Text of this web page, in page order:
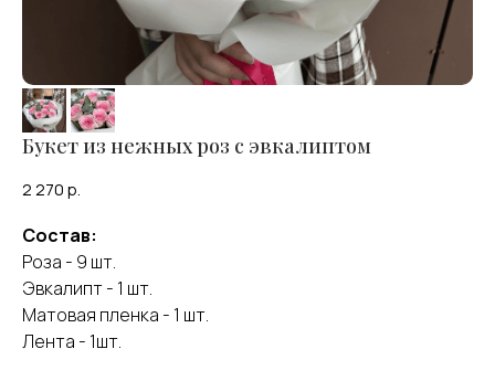
Букет из нежных роз с эвкалиптом
2 270 р.
Состав:
Роза - 9 шт.
Эвкалипт - 1 шт.
Матовая пленка - 1 шт.
Лента - 1шт.